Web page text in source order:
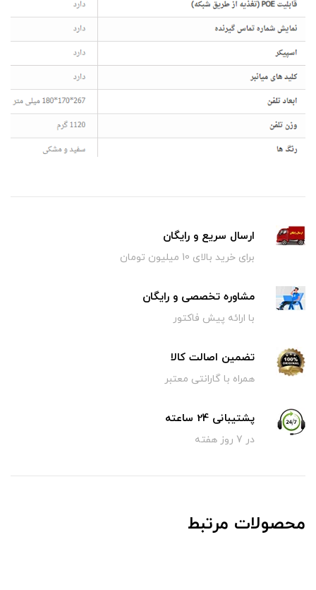
ارسال سریع و رایگان
برای خرید بالای 10 میلیون تومان
مشاوره تخصصی و رایگان
با ارائه پیش فاکتور
تضمین اصالت کالا
همراه با گارانتی معتبر
پشتیبانی 24 ساعته
در 7 روز هفته
محصولات مرتبط